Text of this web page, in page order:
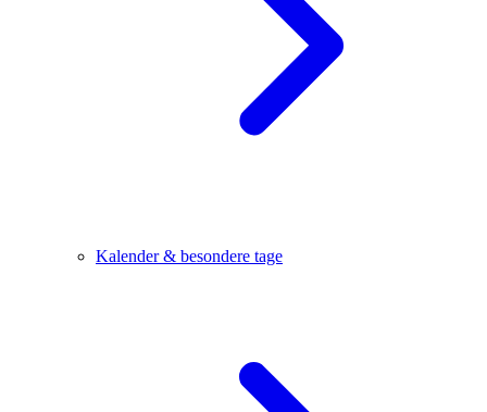
Kalender & besondere tage